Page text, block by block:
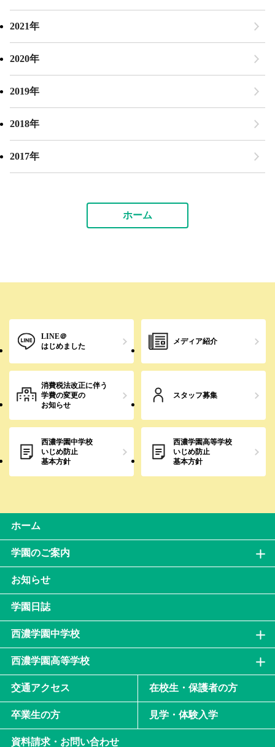
2021年
2020年
2019年
2018年
2017年
ホーム
LINE＠
はじめました
メディア紹介
消費税法改正に伴う
学費の変更の
お知らせ
スタッフ募集
西濃学園中学校
いじめ防止
基本方針
西濃学園高等学校
いじめ防止
基本方針
ホーム
学園のご案内
お知らせ
学園日誌
西濃学園中学校
西濃学園高等学校
交通アクセス 在校生・保護者の方
卒業生の方 見学・体験入学
資料請求・お問い合わせ